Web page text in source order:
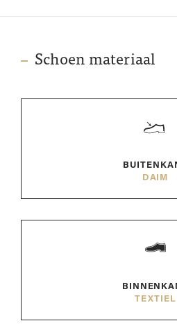
Schoen materiaal
DAIM
TEXTIEL